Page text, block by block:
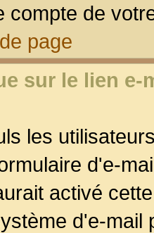
compte de
page
sur le lien
les
d'e-
activé
d'e-